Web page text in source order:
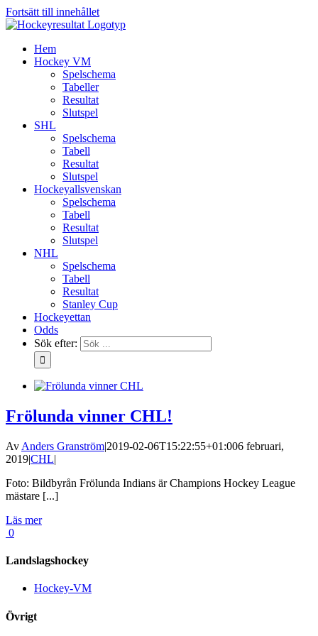
Fortsätt till innehållet
Hem
Hockey VM
Spelschema
Tabeller
Resultat
Slutspel
SHL
Spelschema
Tabell
Resultat
Slutspel
Hockeyallsvenskan
Spelschema
Tabell
Resultat
Slutspel
NHL
Spelschema
Tabell
Resultat
Stanley Cup
Hockeyettan
Odds
Sök efter:
Frölunda vinner CHL!
Av Anders Granström|2019-02-06T15:22:55+01:006 februari,
2019|CHL|
Foto: Bildbyrån Frölunda Indians är Champions Hockey League
mästare [...]
Läs mer
0
Landslagshockey
Hockey-VM
Övrigt